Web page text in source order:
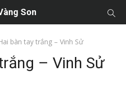
Son
bàn tay trắng – Vinh Sử
– Vinh Sử